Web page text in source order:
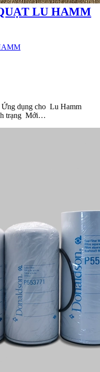
LU HAMM
dụng cho Lu Hamm
trạng Mới…